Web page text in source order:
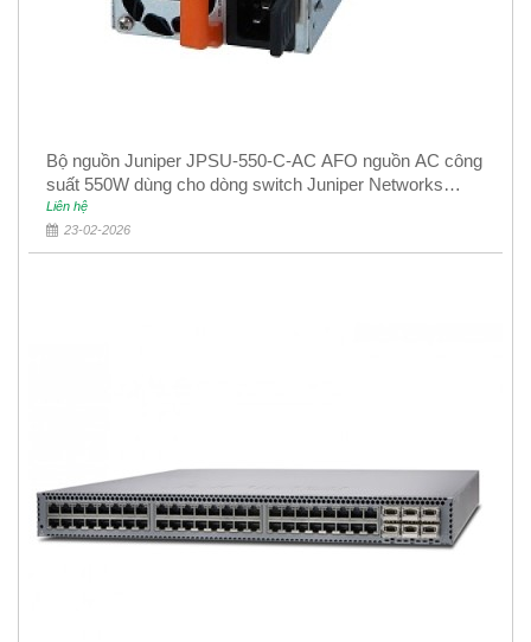
Bộ nguồn Juniper JPSU-550-C-AC AFO nguồn AC công
suất 550W dùng cho dòng switch Juniper Networks
EX4400
Liên hệ
23-02-2026